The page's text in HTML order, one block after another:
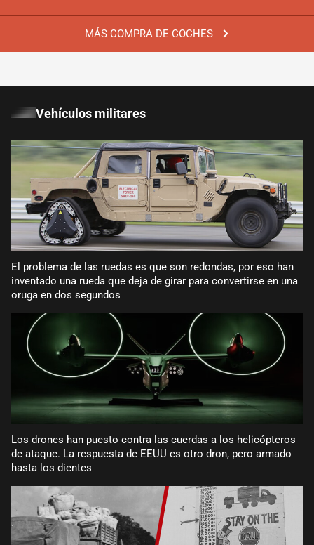
MÁS COMPRA DE COCHES
Vehículos militares
El problema de las ruedas es que son redondas, por eso han
inventado una rueda que deja de girar para convertirse en una
oruga en dos segundos
Los drones han puesto contra las cuerdas a los helicópteros
de ataque. La respuesta de EEUU es otro dron, pero armado
hasta los dientes